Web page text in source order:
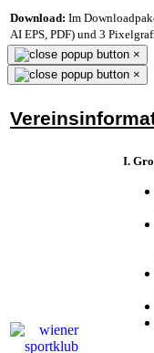
Download: Im
AI EPS, PDF) und 3
×
×
I.